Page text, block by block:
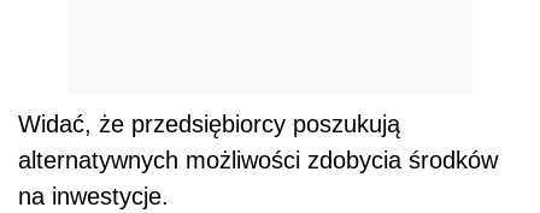
Widać, że przedsiębiorcy poszukują
alternatywnych możliwości zdobycia środków
na inwestycje.